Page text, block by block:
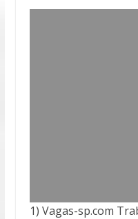
1) Vagas-sp.com